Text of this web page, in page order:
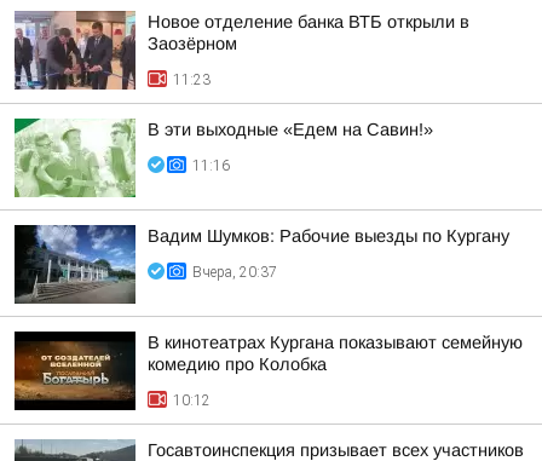
Новое отделение банка ВТБ открыли в
Заозёрном
11:23
В эти выходные «Едем на Савин!»
11:16
Вадим Шумков: Рабочие выезды по Кургану
Вчера, 20:37
В кинотеатрах Кургана показывают семейную
комедию про Колобка
10:12
Госавтоинспекция призывает всех участников